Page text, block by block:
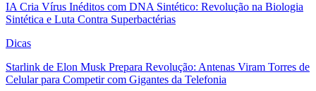
IA Cria Vírus Inéditos com DNA Sintético: Revolução na Biologia
Sintética e Luta Contra Superbactérias
Dicas
Starlink de Elon Musk Prepara Revolução: Antenas Viram Torres de
Celular para Competir com Gigantes da Telefonia